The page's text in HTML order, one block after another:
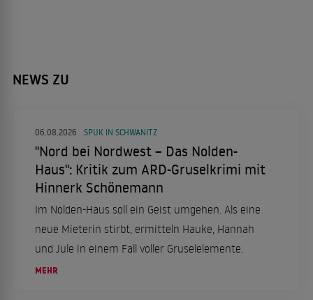
NEWS ZU
06.08.2026 SPUK IN SCHWANITZ
"Nord bei Nordwest – Das Nolden-
Haus": Kritik zum ARD-Gruselkrimi mit
Hinnerk Schönemann
Im Nolden-Haus soll ein Geist umgehen. Als eine
neue Mieterin stirbt, ermitteln Hauke, Hannah
und Jule in einem Fall voller Gruselelemente.
MEHR